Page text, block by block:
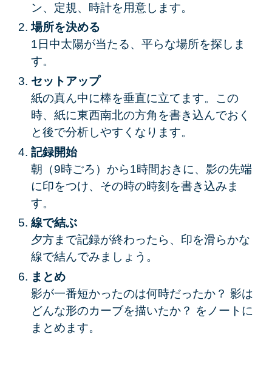
ン、定規、時計を用意します。
場所を決める
1日中太陽が当たる、平らな場所を探しま
す。
セットアップ
紙の真ん中に棒を垂直に立てます。この
時、紙に東西南北の方角を書き込んでおく
と後で分析しやすくなります。
記録開始
朝（9時ごろ）から1時間おきに、影の先端
に印をつけ、その時の時刻を書き込みま
す。
線で結ぶ
夕方まで記録が終わったら、印を滑らかな
線で結んでみましょう。
まとめ
影が一番短かったのは何時だったか？ 影は
どんな形のカーブを描いたか？ をノートに
まとめます。